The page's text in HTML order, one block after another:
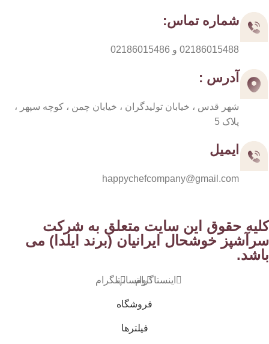
شماره تماس:
02186015488 و 02186015486
آدرس :
شهر قدس ، خیابان تولیدگران ، خیابان چمن ، کوچه سپهر ،
پلاک 5
ایمیل
happychefcompany@gmail.com
کلیه حقوق این سایت متعلق به شرکت
سرآشپز خوشحال ایرانیان (برند ایلدا) می
باشد.
اینستاگرامواتساپتلگرام
فروشگاه
فیلترها